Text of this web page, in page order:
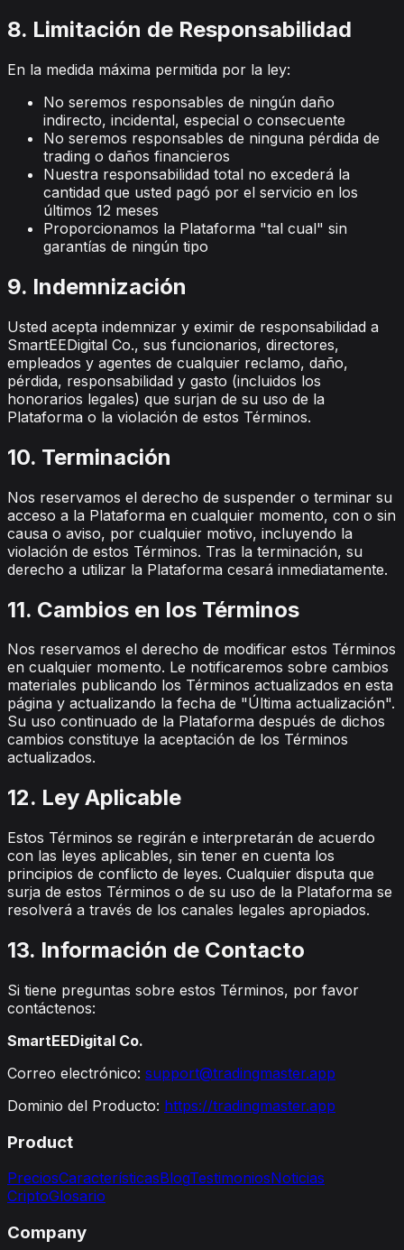
8. Limitación de Responsabilidad
En la medida máxima permitida por la ley:
No seremos responsables de ningún daño
indirecto, incidental, especial o consecuente
No seremos responsables de ninguna pérdida de
trading o daños financieros
Nuestra responsabilidad total no excederá la
cantidad que usted pagó por el servicio en los
últimos 12 meses
Proporcionamos la Plataforma "tal cual" sin
garantías de ningún tipo
9. Indemnización
Usted acepta indemnizar y eximir de responsabilidad a
SmartEEDigital Co., sus funcionarios, directores,
empleados y agentes de cualquier reclamo, daño,
pérdida, responsabilidad y gasto (incluidos los
honorarios legales) que surjan de su uso de la
Plataforma o la violación de estos Términos.
10. Terminación
Nos reservamos el derecho de suspender o terminar su
acceso a la Plataforma en cualquier momento, con o sin
causa o aviso, por cualquier motivo, incluyendo la
violación de estos Términos. Tras la terminación, su
derecho a utilizar la Plataforma cesará inmediatamente.
11. Cambios en los Términos
Nos reservamos el derecho de modificar estos Términos
en cualquier momento. Le notificaremos sobre cambios
materiales publicando los Términos actualizados en esta
página y actualizando la fecha de "Última actualización".
Su uso continuado de la Plataforma después de dichos
cambios constituye la aceptación de los Términos
actualizados.
12. Ley Aplicable
Estos Términos se regirán e interpretarán de acuerdo
con las leyes aplicables, sin tener en cuenta los
principios de conflicto de leyes. Cualquier disputa que
surja de estos Términos o de su uso de la Plataforma se
resolverá a través de los canales legales apropiados.
13. Información de Contacto
Si tiene preguntas sobre estos Términos, por favor
contáctenos:
SmartEEDigital Co.
Correo electrónico: support@tradingmaster.app
Dominio del Producto: https://tradingmaster.app
Product
PreciosCaracterísticasBlogTestimoniosNoticias
CriptoGlosario
Company